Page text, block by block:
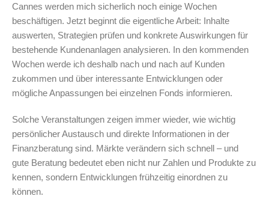
Cannes werden mich sicherlich noch einige Wochen
beschäftigen. Jetzt beginnt die eigentliche Arbeit: Inhalte
auswerten, Strategien prüfen und konkrete Auswirkungen für
bestehende Kundenanlagen analysieren. In den kommenden
Wochen werde ich deshalb nach und nach auf Kunden
zukommen und über interessante Entwicklungen oder
mögliche Anpassungen bei einzelnen Fonds informieren.
Solche Veranstaltungen zeigen immer wieder, wie wichtig
persönlicher Austausch und direkte Informationen in der
Finanzberatung sind. Märkte verändern sich schnell – und
gute Beratung bedeutet eben nicht nur Zahlen und Produkte zu
kennen, sondern Entwicklungen frühzeitig einordnen zu
können.